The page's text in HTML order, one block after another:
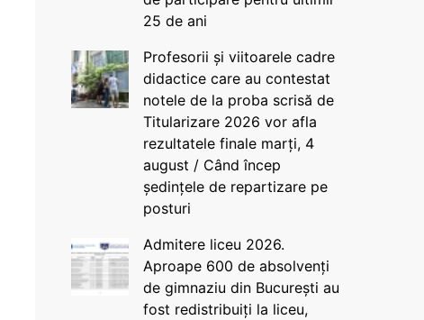
25 de ani
Profesorii și viitoarele cadre
didactice care au contestat
notele de la proba scrisă de
Titularizare 2026 vor afla
rezultatele finale marți, 4
august / Când încep
ședințele de repartizare pe
posturi
Admitere liceu 2026.
Aproape 600 de absolvenți
de gimnaziu din București au
fost redistribuiți la liceu,